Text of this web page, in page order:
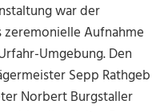
war der
Aufnahme
Umgebung. Den
Sepp Rathgeb
Norbert Burgstaller